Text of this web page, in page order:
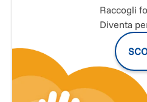
da Palazzo Doglio e Summer
Femminile, a supporto
Cagliari, destinata a
ultimissima generazione.
Una serata speciale che si
passo di una importante
salvaguardia della salute delle
In questa occasione è stata
Raccogli
Diventa